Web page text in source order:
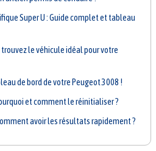
Super U : Guide complet et tableau
le véhicule idéal pour votre
de bord de votre Peugeot 3008 !
et comment le réinitialiser ?
avoir les résultats rapidement ?